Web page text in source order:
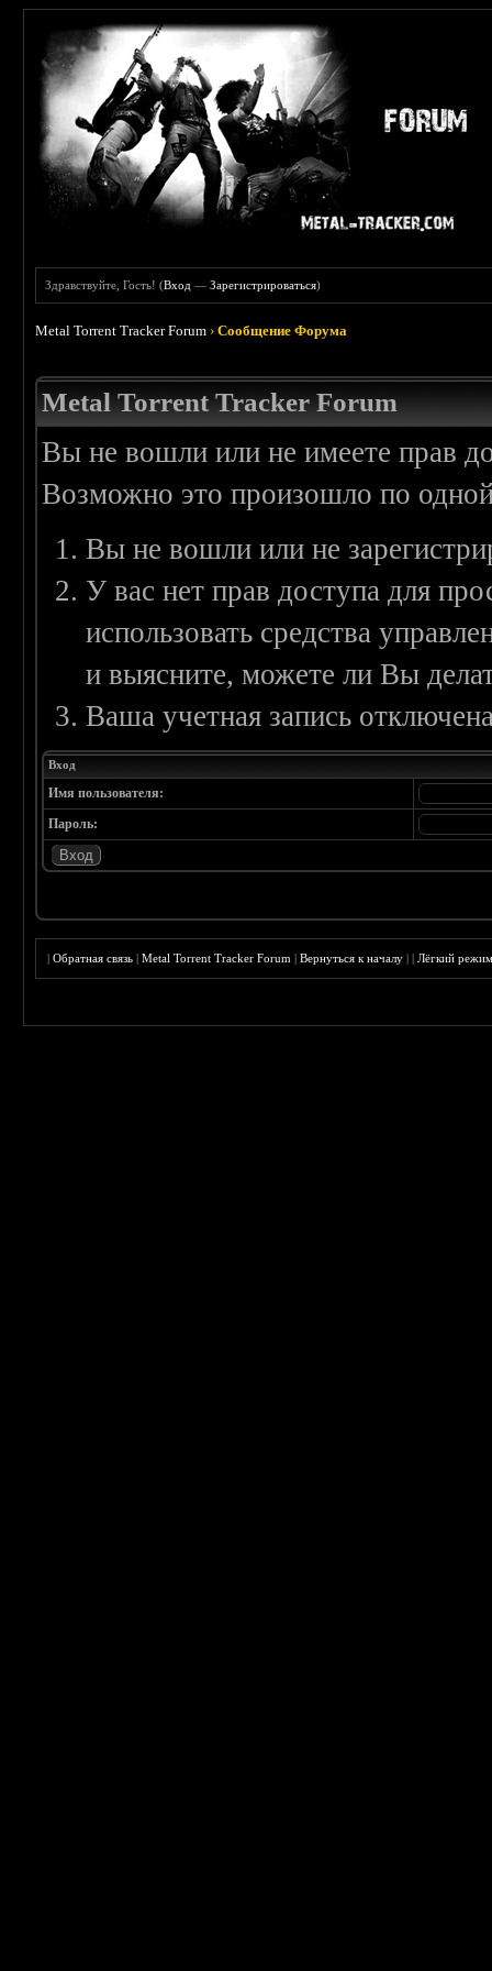
Здравствуйте, Гость! (Вход —Зарегистрироваться)
Metal Torrent Tracker Forum ›Сообщение Форума
Metal Torrent Tracker Forum
Вы не вошли или не имеете прав
Возможно это произошло по
Вы не вошли или не
У вас нет прав доступа для
использовать средства
и выясните, можете ли Вы
Ваша учетная запись
Вход
Имя пользователя:
Пароль:
|Обратная связь |Metal Torrent Tracker Forum |Вернуться к началу ||Лёгкий